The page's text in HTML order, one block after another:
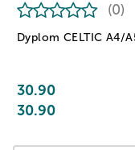
Dyplom CELTIC A4/
(0)
30.90
30.90